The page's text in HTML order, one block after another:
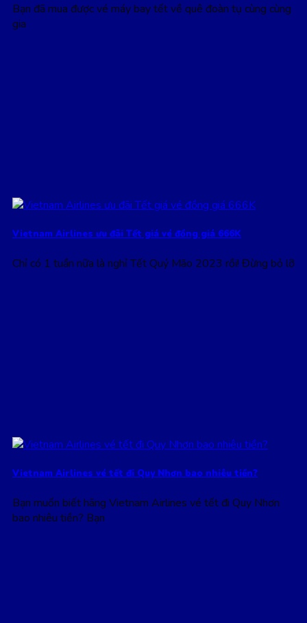
Bạn đã mua được vé máy bay tết về quê đoàn tụ cùng cùng
gia
Vietnam Airlines ưu đãi Tết giá vé đồng giá 666K
Chỉ có 1 tuần nữa là nghỉ Tết Quý Mão 2023 rồi! Đừng bỏ lỡ
Vietnam Airlines vé tết đi Quy Nhơn bao nhiêu tiền?
Bạn muốn biết hãng Vietnam Airlines vé tết đi Quy Nhơn
bao nhiêu tiền? Bạn